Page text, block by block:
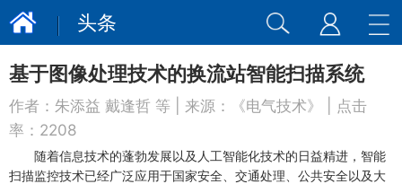
头条
基于图像处理技术的换流站智能扫描系统
作者： 朱添益 戴逢哲 等 | 来源： 《电气技术》
| 点击
率： 2208
随着信息技术的蓬勃发展以及人工智能化技术的日益精进，智能
扫描监控技术已经广泛应用于国家安全、交通处理、公共安全以及大